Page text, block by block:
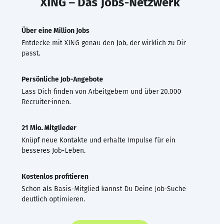
Über eine Million Jobs
Entdecke mit XING genau den Job, der wirklich zu Dir
passt.
Persönliche Job-Angebote
Lass Dich finden von Arbeitgebern und über 20.000
Recruiter·innen.
21 Mio. Mitglieder
Knüpf neue Kontakte und erhalte Impulse für ein
besseres Job-Leben.
Kostenlos profitieren
Schon als Basis-Mitglied kannst Du Deine Job-Suche
deutlich optimieren.